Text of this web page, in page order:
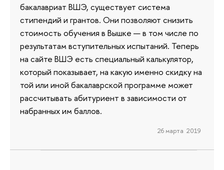
бакалавриат ВШЭ, существует система
стипендий и грантов. Они позволяют снизить
стоимость обучения в Вышке — в том числе по
результатам вступительных испытаний. Теперь
на сайте ВШЭ есть специальный калькулятор,
который показывает, на какую именно скидку на
той или иной бакалаврской программе может
рассчитывать абитуриент в зависимости от
набранных им баллов.
26 марта 2019